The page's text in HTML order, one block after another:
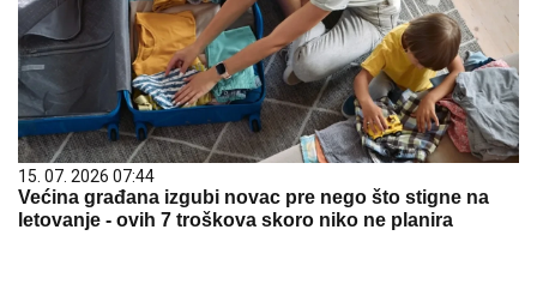
15. 07. 2026 07:44
Većina građana izgubi novac pre nego što stigne na
letovanje - ovih 7 troškova skoro niko ne planira